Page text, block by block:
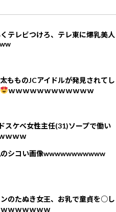
くテレビつけろ、テレ東に爆乳美人
太もものJCアイドルが発見されてし
ｗｗｗｗｗｗｗｗｗｗｗｗ
スケベ女性主任(31)ソープで働い
ｗｗｗ
のシコい画像wwwwwwwwwww
ンのたぬき女王、お乳で童貞を○し
ｗｗｗｗｗｗ